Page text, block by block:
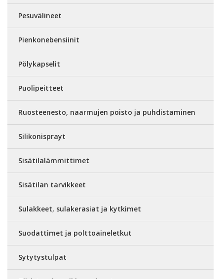
Pesuvälineet
Pienkonebensiinit
Pölykapselit
Puolipeitteet
Ruosteenesto, naarmujen poisto ja puhdistaminen
Silikonisprayt
Sisätilalämmittimet
Sisätilan tarvikkeet
Sulakkeet, sulakerasiat ja kytkimet
Suodattimet ja polttoaineletkut
Sytytystulpat